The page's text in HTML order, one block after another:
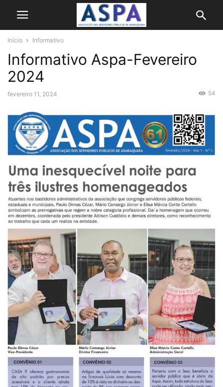
Início Informativo
Informativo Aspa-Fevereiro
2024
fevereiro 11, 2024 54